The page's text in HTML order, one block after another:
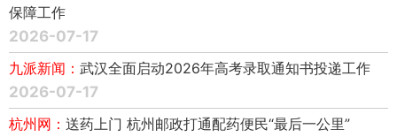
保障工作
2026-07-17
九派新闻： 武汉全面启动2026年高考录取通知书投递工作
2026-07-17
杭州网： 送药上门 杭州邮政打通配药便民“最后一公里”